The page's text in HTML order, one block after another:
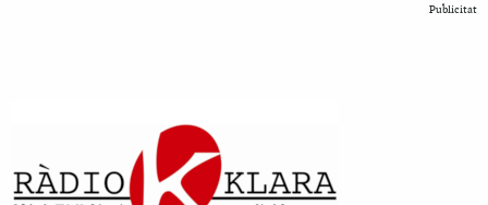
Publicitat